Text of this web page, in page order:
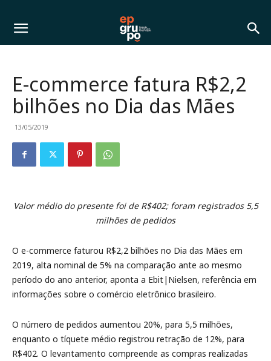
E-commerce fatura R$2,2
bilhões no Dia das Mães
13/05/2019
Valor médio do presente foi de R$402; foram registrados 5,5
milhões de pedidos
O e-commerce faturou R$2,2 bilhões no Dia das Mães em
2019, alta nominal de 5% na comparação ante ao mesmo
período do ano anterior, aponta a Ebit|Nielsen, referência em
informações sobre o comércio eletrônico brasileiro.
O número de pedidos aumentou 20%, para 5,5 milhões,
enquanto o tíquete médio registrou retração de 12%, para
R$402. O levantamento compreende as compras realizadas